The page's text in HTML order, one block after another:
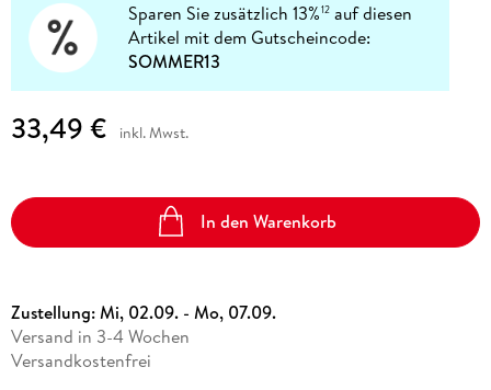
Sparen Sie zusätzlich 13%12 auf diesen
Artikel mit dem Gutscheincode:
SOMMER13
33,49 € inkl. Mwst.
In den Warenkorb
Zustellung:Mi, 02.09. - Mo, 07.09.
Versand in 3-4 Wochen
Versandkostenfrei